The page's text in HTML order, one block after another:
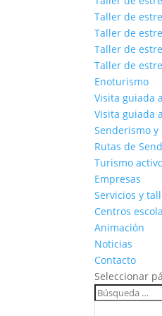
Taller de
Taller de
Taller de
Taller de
Enoturismo
Visita guiada
Visita guiada
Senderismo
Rutas de
Turismo
Empresas
Servicios y
Centros
Animación
Noticias
Contacto
Seleccionar